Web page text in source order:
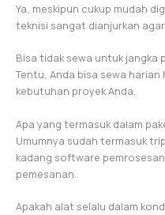
Ya, meskipun cukup mudah
teknisi sangat dianjurkan
Bisa tidak sewa untuk jangka
Tentu, Anda bisa sewa
kebutuhan proyek Anda.
Apa yang termasuk dalam
Umumnya sudah termasuk
kadang software
pemesanan.
Apakah alat selalu dalam